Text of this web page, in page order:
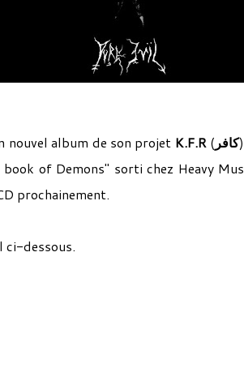
nouvel album de son projet K.F.R( كافر
of Demons" sorti chez Heavy
prochainement.
ci-dessous.